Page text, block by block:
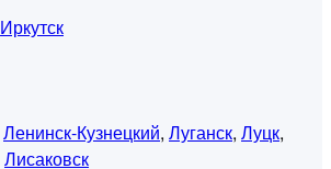
Иркутск
Ленинск-Кузнецкий, Луганск, Луцк,
Лисаковск